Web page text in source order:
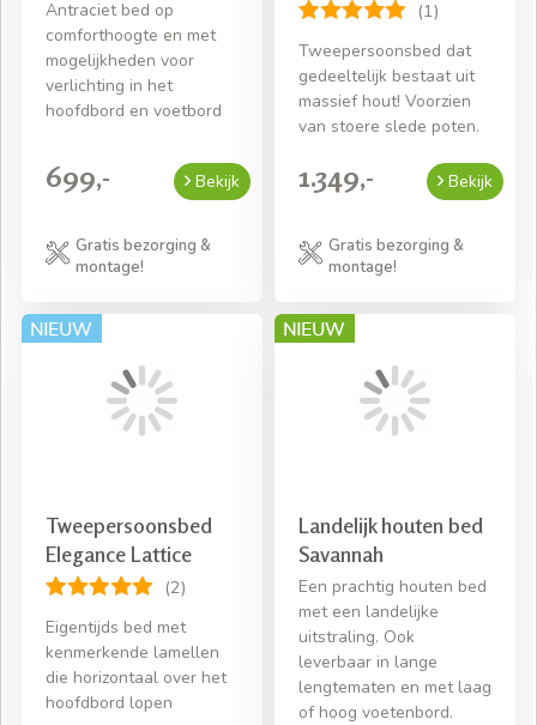
Antraciet bed op
comforthoogte en met
mogelijkheden voor
verlichting in het
hoofdbord en voetbord
699,- Bekijk
Gratis bezorging &
montage!
(1)
Tweepersoonsbed dat
gedeeltelijk bestaat uit
massief hout! Voorzien
van stoere slede poten.
1.349,- Bekijk
Gratis bezorging &
montage!
Tweepersoonsbed
Elegance Lattice
(2)
Eigentijds bed met
kenmerkende lamellen
die horizontaal over het
hoofdbord lopen
Landelijk houten bed
Savannah
Een prachtig houten bed
met een landelijke
uitstraling. Ook
leverbaar in lange
lengtematen en met laag
of hoog voetenbord.